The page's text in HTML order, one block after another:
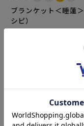
ブランケット＜睡蓮
シピ）